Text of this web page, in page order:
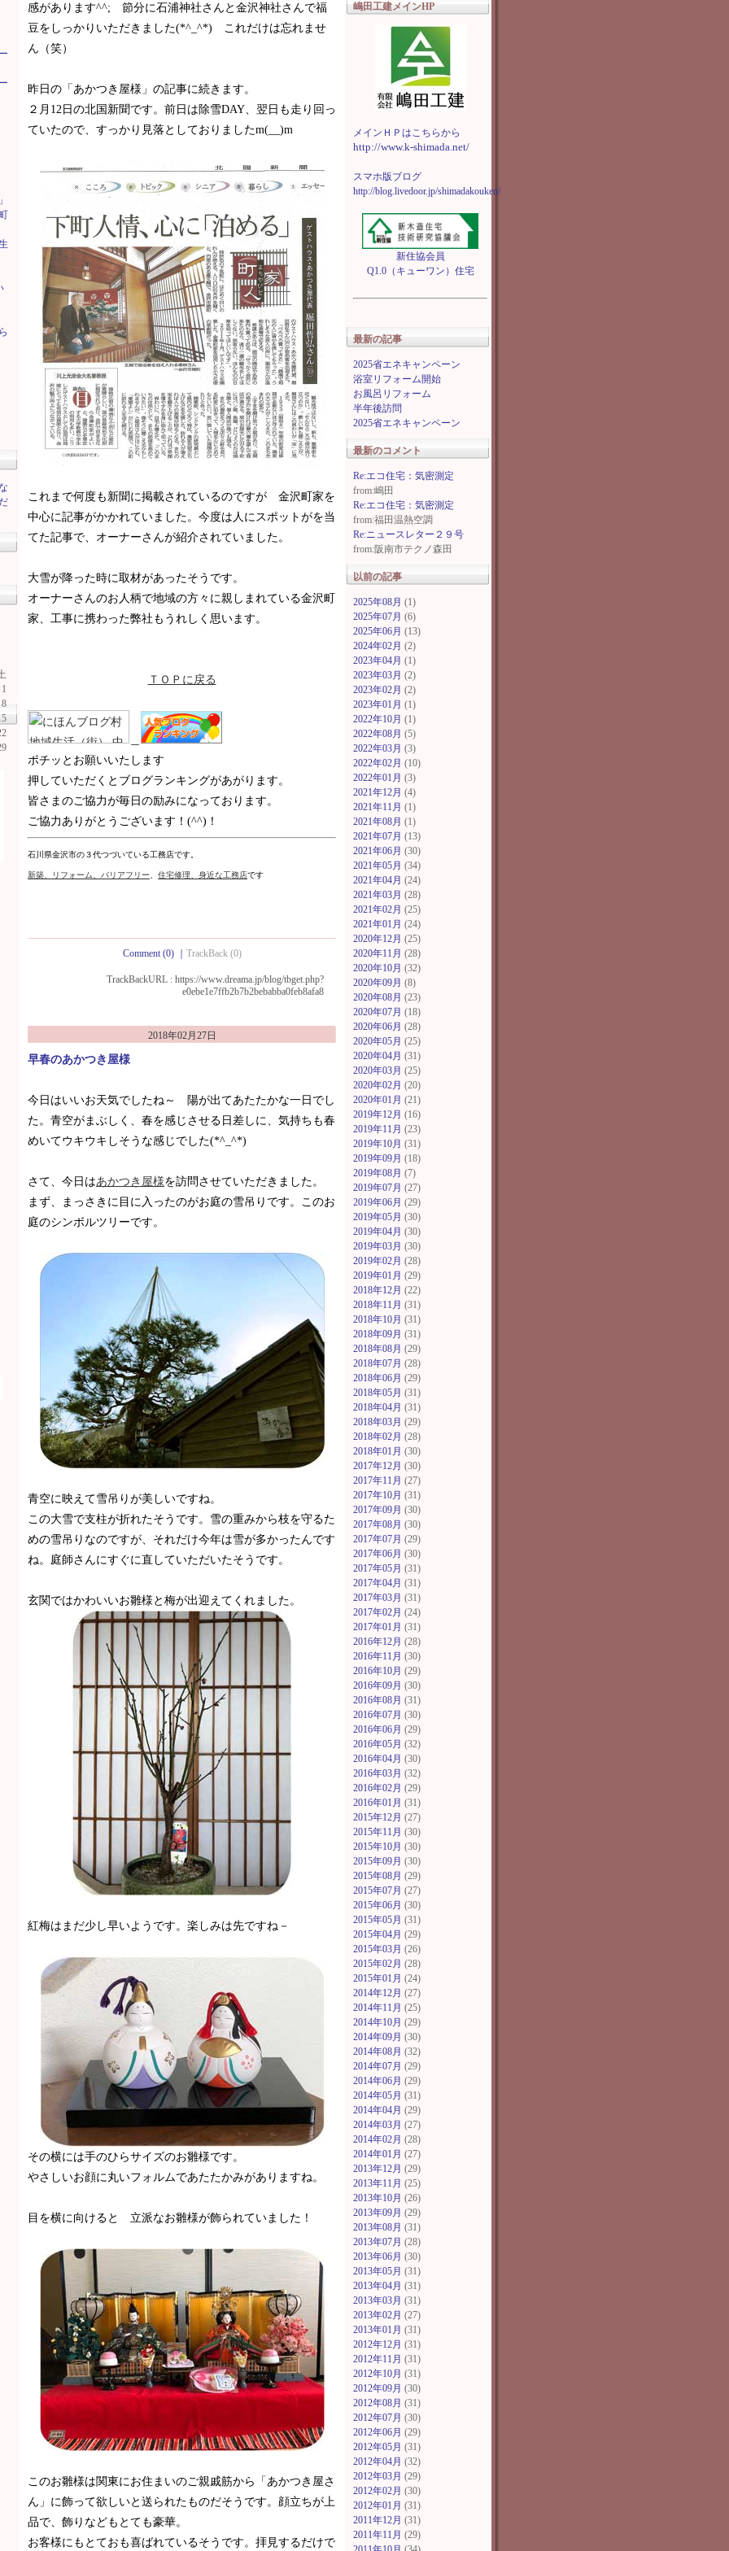
1
8
感があります^^; 節分に石浦神社さんと金沢神社さんで福
豆をしっかりいただきました(*^_^*) これだけは忘れませ
ん（笑）
昨日の「あかつき屋様」の記事に続きます。
２月12日の北国新聞です。前日は除雪DAY、翌日も走り回っ
ていたので、すっかり見落としておりましたm(__)m
これまで何度も新聞に掲載されているのですが 金沢町家を
中心に記事がかかれていました。今度は人にスポットがを当
てた記事で、オーナーさんが紹介されていました。
大雪が降った時に取材があったそうです。
オーナーさんのお人柄で地域の方々に親しまれている金沢町
家、工事に携わった弊社もうれしく思います。
ＴＯＰに戻る
ポチッとお願いいたします
押していただくとブログランキングがあがります。
皆さまのご協力が毎日の励みになっております。
ご協力ありがとうございます！(^^)！
石川県金沢市の３代つづいている工務店です。
新築 、リフォーム、バリアフリー 住宅修理、身近な工務店です
Comment (0) TrackBack (0)
TrackBackURL : https://www.dreama.jp/blog/tbget.php?
e0ebe1e7ffb2b7b2bebabba0feb8afa8
2018年02月27日
早春のあかつき屋様
今日はいいお天気でしたね～ 陽が出てあたたかな一日でし
た。青空がまぶしく、春を感じさせる日差しに、気持ちも春
めいてウキウキしそうな感じでした(*^_^*)
さて、今日はあかつき屋様を訪問させていただきました。
まず、まっさきに目に入ったのがお庭の雪吊りです。このお
庭のシンボルツリーです。
青空に映えて雪吊りが美しいですね。
この大雪で支柱が折れたそうです。雪の重みから枝を守るた
めの雪吊りなのですが、それだけ今年は雪が多かったんです
ね。庭師さんにすぐに直していただいたそうです。
玄関ではかわいいお雛様と梅が出迎えてくれました。
紅梅はまだ少し早いようです。楽しみは先ですね－
その横には手のひらサイズのお雛様です。
やさしいお顔に丸いフォルムであたたかみがありますね。
目を横に向けると 立派なお雛様が飾られていました！
このお雛様は関東にお住まいのご親戚筋から「あかつき屋さ
ん」に飾って欲しいと送られたものだそうです。顔立ちが上
品で、飾りなどもとても豪華。
お客様にもとておも喜ばれているそうです。拝見するだけで
嶋田工建メインHP
メインＨＰはこちらから
http://www.k-shimada.net/
スマホ版ブログ
http://blog.livedoor.jp/shimadakouken/
新住協会員
Q1.0（キューワン）住宅
最新の記事
2025省エネキャンペーン
浴室リフォーム開始
お風呂リフォーム
半年後訪問
2025省エネキャンペーン
最新のコメント
Re:エコ住宅：気密測定
from:嶋田
Re:エコ住宅：気密測定
from:福田温熱空調
Re:ニュースレター２９号
from:阪南市テクノ森田
以前の記事
2025年08月 (1)
2025年07月 (6)
2025年06月 (13)
2024年02月 (2)
2023年04月 (1)
2023年03月 (2)
2023年02月 (2)
2023年01月 (1)
2022年10月 (1)
2022年08月 (5)
2022年03月 (3)
2022年02月 (10)
2022年01月 (3)
2021年12月 (4)
2021年11月 (1)
2021年08月 (1)
2021年07月 (13)
2021年06月 (30)
2021年05月 (34)
2021年04月 (24)
2021年03月 (28)
2021年02月 (25)
2021年01月 (24)
2020年12月 (25)
2020年11月 (28)
2020年10月 (32)
2020年09月 (8)
2020年08月 (23)
2020年07月 (18)
2020年06月 (28)
2020年05月 (25)
2020年04月 (31)
2020年03月 (25)
2020年02月 (20)
2020年01月 (21)
2019年12月 (16)
2019年11月 (23)
2019年10月 (31)
2019年09月 (18)
2019年08月 (7)
2019年07月 (27)
2019年06月 (29)
2019年05月 (30)
2019年04月 (30)
2019年03月 (30)
2019年02月 (28)
2019年01月 (29)
2018年12月 (22)
2018年11月 (31)
2018年10月 (31)
2018年09月 (31)
2018年08月 (29)
2018年07月 (28)
2018年06月 (29)
2018年05月 (31)
2018年04月 (31)
2018年03月 (29)
2018年02月 (28)
2018年01月 (30)
2017年12月 (30)
2017年11月 (27)
2017年10月 (31)
2017年09月 (30)
2017年08月 (30)
2017年07月 (29)
2017年06月 (30)
2017年05月 (31)
2017年04月 (31)
2017年03月 (31)
2017年02月 (24)
2017年01月 (31)
2016年12月 (28)
2016年11月 (30)
2016年10月 (29)
2016年09月 (30)
2016年08月 (31)
2016年07月 (30)
2016年06月 (29)
2016年05月 (32)
2016年04月 (30)
2016年03月 (32)
2016年02月 (29)
2016年01月 (31)
2015年12月 (27)
2015年11月 (30)
2015年10月 (30)
2015年09月 (30)
2015年08月 (29)
2015年07月 (27)
2015年06月 (30)
2015年05月 (31)
2015年04月 (29)
2015年03月 (26)
2015年02月 (28)
2015年01月 (24)
2014年12月 (27)
2014年11月 (25)
2014年10月 (29)
2014年09月 (30)
2014年08月 (32)
2014年07月 (29)
2014年06月 (29)
2014年05月 (31)
2014年04月 (29)
2014年03月 (27)
2014年02月 (28)
2014年01月 (27)
2013年12月 (29)
2013年11月 (25)
2013年10月 (26)
2013年09月 (29)
2013年08月 (31)
2013年07月 (28)
2013年06月 (30)
2013年05月 (31)
2013年04月 (31)
2013年03月 (31)
2013年02月 (27)
2013年01月 (31)
2012年12月 (31)
2012年11月 (31)
2012年10月 (31)
2012年09月 (30)
2012年08月 (31)
2012年07月 (30)
2012年06月 (29)
2012年05月 (31)
2012年04月 (32)
2012年03月 (29)
2012年02月 (30)
2012年01月 (31)
2011年12月 (31)
2011年11月 (29)